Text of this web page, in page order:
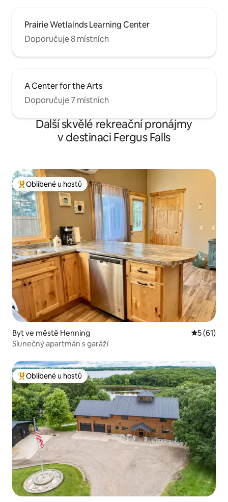
Prairie Wetlalnds Learning Center
Doporučuje 8 místních
A Center for the Arts
Doporučuje 7 místních
Další skvělé rekreační pronájmy
v destinaci Fergus Falls
Nejlepší v kategorii Oblíbené u hostů
Oblíbené u hostů
Byt ve městě Henning Průměrné
5 (61)
Slunečný apartmán s garáží
Nejlepší v kategorii Oblíbené u hostů
Oblíbené u hostů